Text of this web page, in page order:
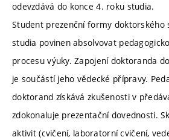
odevzdává do konce 4. roku studia.
Student prezenční formy doktorského
studia povinen absolvovat
procesu výuky. Zapojení doktoranda
je součástí jeho vědecké přípravy.
doktorand získává zkušenosti v
zdokonaluje prezentační dovednosti.
aktivit (cvičení, laboratorní cvičení,